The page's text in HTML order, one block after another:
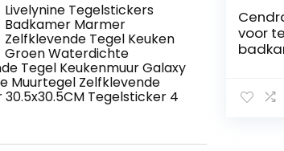
Livelynine Tegelstickers
Badkamer Marmer
Zelfklevende Tegel Keuken
Groen Waterdichte
Tegel Keukenmuur Galaxy
Muurtegel Zelfklevende
Tegelsticker 4
voor